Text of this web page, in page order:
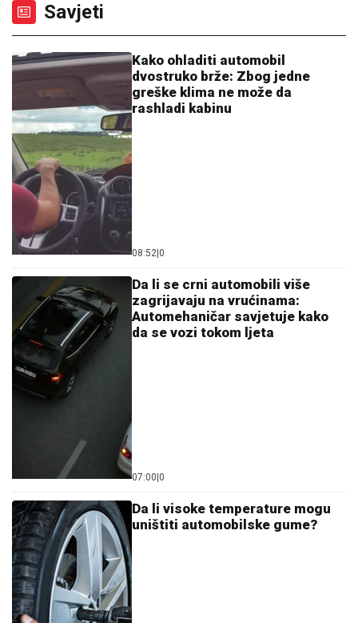
Savjeti
Kako ohladiti automobil
dvostruko brže: Zbog jedne
greške klima ne može da
rashladi kabinu
08:52 0
Da li se crni automobili više
zagrijavaju na vrućinama:
Automehaničar savjetuje kako
da se vozi tokom ljeta
07:00 0
Da li visoke temperature mogu
uništiti automobilske gume?